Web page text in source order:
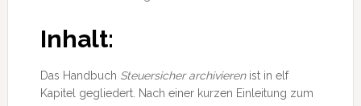
Inhalt:
Das Handbuch Steuersicher archivierenist in elf
Kapitel gegliedert. Nach einer kurzen Einleitung zum